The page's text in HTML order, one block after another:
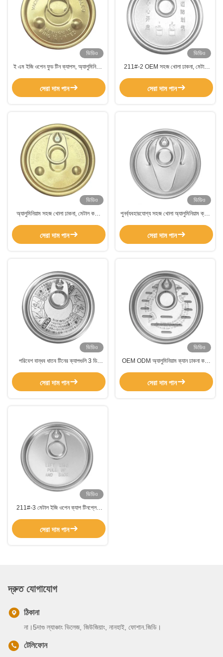
ভিডিও
ই এম ইজি ওপেন ফুড টিন ক্যাপস, অ্যালুমিনিয়াম
সেরা দাম পান
ভিডিও
211#-2 OEM সহজ খোলা ঢাকনা, মেটাল
সেরা দাম পান
ভিডিও
অ্যালুমিনিয়াম সহজ খোলা ঢাকনা, মেটাল কফি
টিন ক্যান
সেরা দাম পান
ভিডিও
পুনর্ব্যবহারযোগ্য সহজ খোলা অ্যালুমিনিয়াম ক্যান
সেরা দাম পান
ভিডিও
পরিবেশ বান্ধব ধাতব টিনের ক্যাপগুলি 3 ডি
সেরা দাম পান
ভিডিও
OEM ODM অ্যালুমিনিয়াম ক্যান ঢাকনা কফি
সেরা দাম পান
ভিডিও
211#-3 মেটাল ইজি ওপেন ক্যাপ টিনপ্লেট
সেরা দাম পান
দ্রুত যোগাযোগ
ঠিকানা
না।5দাগু ল্যাঞ্চাং ভিলেজ, জিউজিয়াং, নানহাই, ফোশান.জিডি।
টেলিফোন